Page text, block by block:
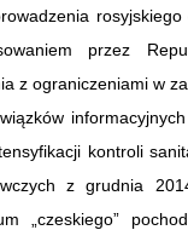
przez
z ograniczeniami w
kontroli
z grudnia
„czeskiego”